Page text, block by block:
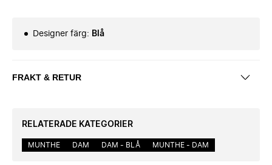
Designer färg: Blå
FRAKT & RETUR
RELATERADE KATEGORIER
MUNTHE DAM DAM - BLÅ MUNTHE - DAM